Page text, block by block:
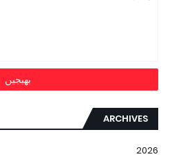
ARCHIVES
2026